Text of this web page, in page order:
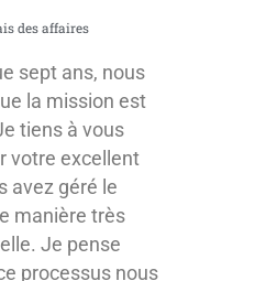
des affaires
sept ans, nous
la mission est
tiens à vous
votre excellent
avez géré le
manière très
Je pense
processus nous